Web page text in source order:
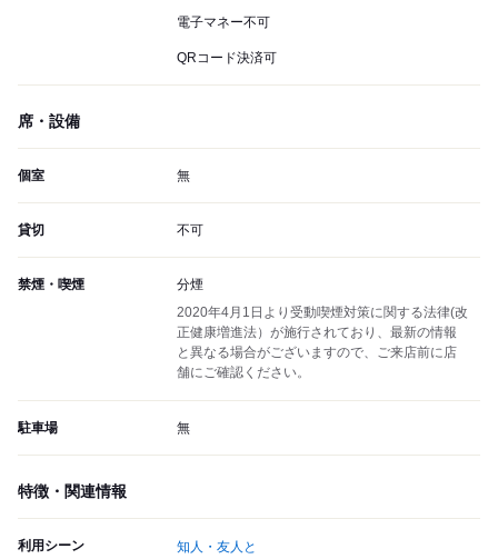
電子マネー不可
QRコード決済可
席・設備
個室 無
貸切 不可
禁煙・喫煙
分煙
2020年4月1日より受動喫煙対策に関する法律(改
正健康増進法）が施行されており、最新の情報
と異なる場合がございますので、ご来店前に店
舗にご確認ください。
駐車場 無
特徴・関連情報
利用シーン 知人・友人と